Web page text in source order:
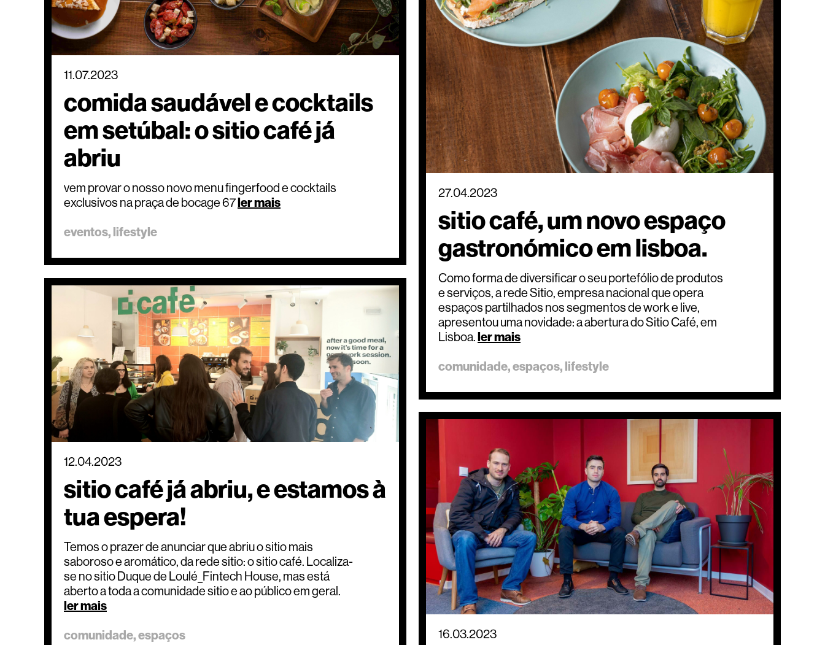
11.07.2023
comida saudável e cocktails
em setúbal: o sitio café já
abriu
vem provar o nosso novo menu fingerfood e cocktails
exclusivos na praça de bocage 67ler mais
eventos lifestyle
27.04.2023
sitio café, um novo espaço
gastronómico em lisboa.
Como forma de diversificar o seu portefólio de produtos
e serviços, a rede Sitio, empresa nacional que opera
espaços partilhados nos segmentos de work e live,
apresentou uma novidade: a abertura do Sitio Café, em
Lisboa.ler mais
comunidade espaços lifestyle
12.04.2023
sitio café já abriu, e estamos à
tua espera!
Temos o prazer de anunciar que abriu o sitio mais
saboroso e aromático, da rede sitio: o sitio café. Localiza-
se no sitio Duque de Loulé_Fintech House, mas está
aberto a toda a comunidade sitio e ao público em geral.
ler mais
comunidade espaços 16.03.2023